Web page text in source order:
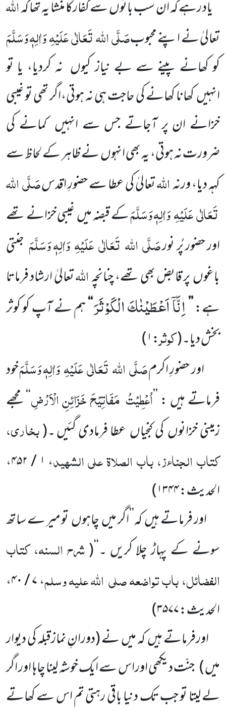
یاد رہے کہ ان سب باتوںسے کفارکا منشا یہ تھا کہاللہ
تعالیٰ نے اپنے محبوبصَلَّیاللہتَعَالٰیعَلَیْہِوَاٰلِہٖ وَسَلَّمَ
کو کھانے پینے سے بے نیاز کیوں نہ کردیا، یا تو
انہیںکھانا کھانے کی حاجت ہی نہ ہوتی،اگر تھی تو غیبی
خزانے ان پر آجاتے جس سے انہیں کمانے کی
ضرورت نہ ہوتی، یہ بھی انہوںنے ظاہر کے لحاظ سے
کہہ دیا، ورنہاللہتعالیٰ کی عطا سے حضورِ اقدسصَلَّیاللہ
تَعَالٰیعَلَیْہِوَاٰلِہٖ وَسَلَّمَکے قبضہ میںغیبی خزانے تھے
اور حضور پُر نورصَلَّیاللہتَعَالٰیعَلَیْہِوَاٰلِہٖ وَسَلَّمَ جنتی
باغوںپر قابض بھی تھے، چنانچہاللہتعالیٰ ارشاد فرماتا
ہے:’’اِنَّاۤ اَعْطَیْنٰكَ الْكَوْثَرَ‘‘ہم نے آپ کو کوثر
بخش دیا۔(کوثر:۱ )
اور حضورِ اکرمصَلَّیاللہتَعَالٰیعَلَیْہِوَاٰلِہٖ وَسَلَّمَخود
فرماتے ہیں :’’اُعْطِیْتُ مَفَاتِیْحَ خَزَائِنِ الْاَرْضِ‘‘مجھے
زمینی خزانوںکی کنجیاںعطا فرمادی گئیں ۔(بخاری،
کتاب الجناءز، باب الصلاۃ علی الشہید
، ۱ / ۴۵۲،
الحدیث: ۱۳۴۴
)
اور فرماتے ہیںکہ’’اگر میںچاہوںتو میر ے ساتھ
سونے کے پہاڑ چلا کریں ۔‘‘(شرح السنہ، کتاب
الفضائل، باب تواضعہصلی اللہ علیہ وسلم
، ۷ / ۴۰،
الحدیث: ۳۵۷۷
)
اورفرماتے ہیںکہ میںنے(دورانِ نمازقبلہ کی دیوار
میں )جنّت دیکھی اوراس سے ایک خوشہ لینا چاہا اور اگر
لے لیتا تو جب تک دنیا باقی رہتی تم اس سے کھاتے